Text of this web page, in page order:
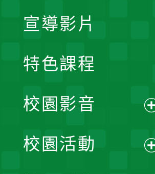
宣導影片
特色課程
校園影音
校園活動